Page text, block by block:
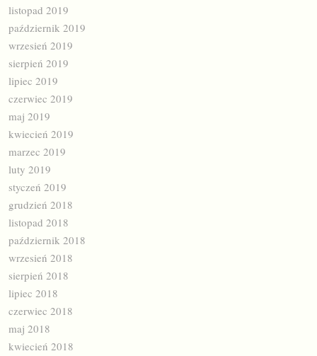
listopad 2019
październik 2019
wrzesień 2019
sierpień 2019
lipiec 2019
czerwiec 2019
maj 2019
kwiecień 2019
marzec 2019
luty 2019
styczeń 2019
grudzień 2018
listopad 2018
październik 2018
wrzesień 2018
sierpień 2018
lipiec 2018
czerwiec 2018
maj 2018
kwiecień 2018